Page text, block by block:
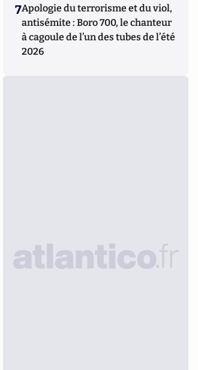
7Apologie du terrorisme et du viol,
antisémite : Boro 700, le chanteur
à cagoule de l’un des tubes de l’été
2026